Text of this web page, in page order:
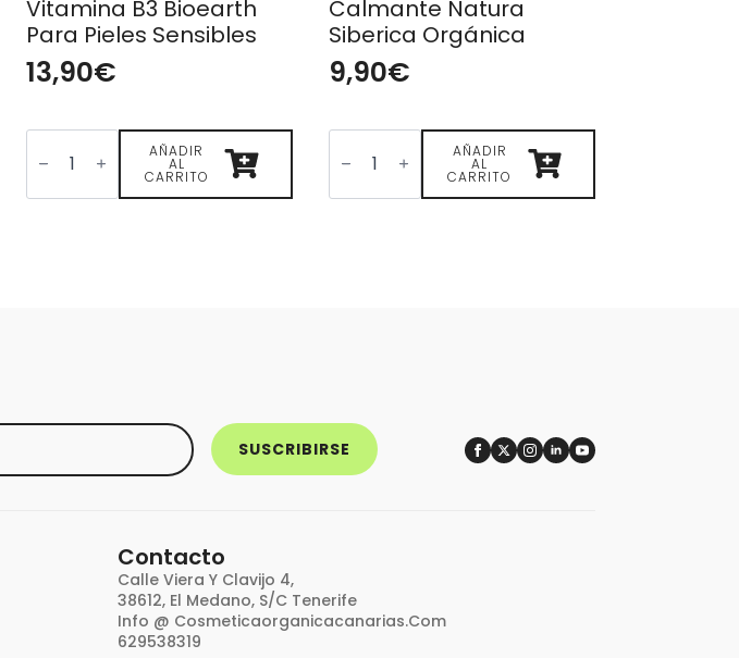
Vitamina B3 Bioearth
Para Pieles Sensibles
13,90€
Agua
Micelar
con
B3
AÑADIR
AL
CARRITO
Calmante Natura
Siberica Orgánica
9,90€
Gelatina
Limpiadora
Calmante
Siberica
AÑADIR
AL
CARRITO
SUSCRIBIRSE
Contacto
Calle Viera Y Clavijo 4,
38612, El Medano, S/C Tenerife
Info @ Cosmeticaorganicacanarias.com
629538319